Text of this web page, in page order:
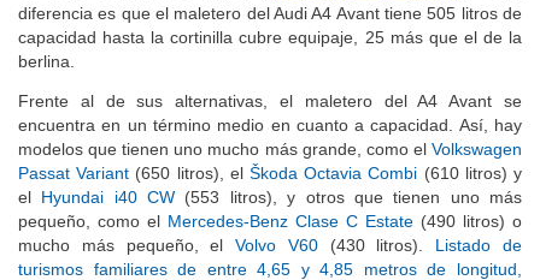
diferencia es que el maletero del Audi A4 Avant tiene 505 litros de
capacidad hasta la cortinilla cubre equipaje, 25 más que el de la
berlina.
Frente al de sus alternativas, el maletero del A4 Avant se
encuentra en un término medio en cuanto a capacidad. Así, hay
modelos que tienen uno mucho más grande, como el Volkswagen
Passat Variant (650 litros), elŠkoda Octavia Combi (610 litros) y
el Hyundai i40 CW (553 litros), y otros que tienen uno más
pequeño, como el Mercedes-Benz Clase C Estate (490 litros) o
mucho más pequeño, elVolvo V60(430 litros). Listado de
turismos familiares de entre 4,65 y 4,85 metros de longitud,